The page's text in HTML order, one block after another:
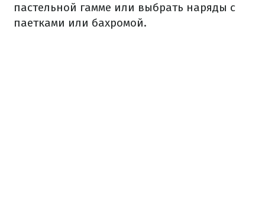
пастельной гамме или выбрать наряды с
паетками или бахромой.